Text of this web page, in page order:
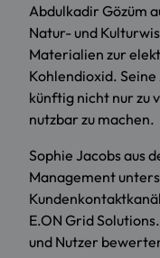
Abdulkadir Gözüm
Natur- und
Materialien zur
Kohlendioxid.
künftig nicht nur zu
nutzbar zu machen.
Sophie Jacobs aus
Management
E.ON Grid
und Nutzer